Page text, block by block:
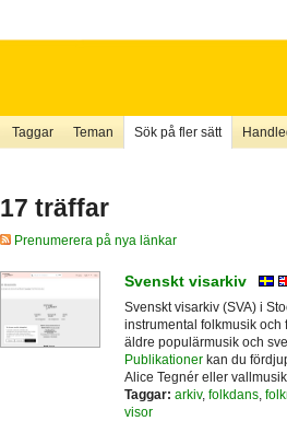
Taggar Teman Sök på fler sätt
17 träffar
Prenumerera på nya länkar
Svenskt visarkiv
Svenskt visarkiv (SVA) i
instrumental folkmusik och
äldre populärmusik och
Publikationerkan du
Alice Tegnér eller vallmusik.
Taggar: arkiv, folkdans,
visor